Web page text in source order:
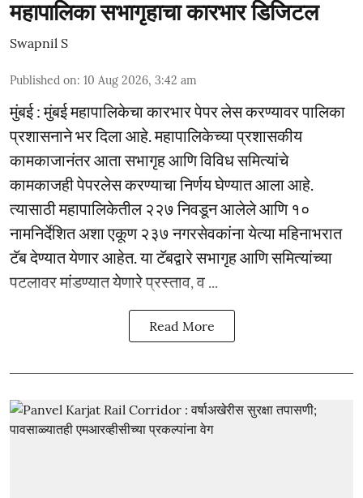
महापालिका सभागृहाचा कारभार डिजिटल
Swapnil S
Published on: 10 Aug 2026, 3:42 am
मुंबई : मुंबई महापालिकेचा कारभार पेपर लेस करण्यावर पालिका
प्रशासनाने भर दिला आहे. महापालिकेच्या प्रशासकीय
कामकाजानंतर आता सभागृह आणि विविध समित्यांचे
कामकाजही पेपरलेस करण्याचा निर्णय घेण्यात आला आहे.
त्यासाठी महापालिकेतील २२७ निवडून आलेले आणि १०
नामनिर्देशित अशा एकूण २३७ नगरसेवकांना येत्या महिनाभरात
टॅब देण्यात येणार आहेत. या टॅबद्वारे सभागृह आणि समित्यांच्या
पटलावर मांडण्यात येणारे प्रस्ताव, व ...
Read More